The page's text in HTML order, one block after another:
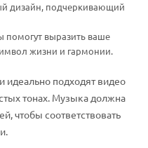
дизайн, подчеркивающий
помогут выразить ваше
жизни и гармонии.
идеально подходят видео
тонах. Музыка должна
чтобы соответствовать